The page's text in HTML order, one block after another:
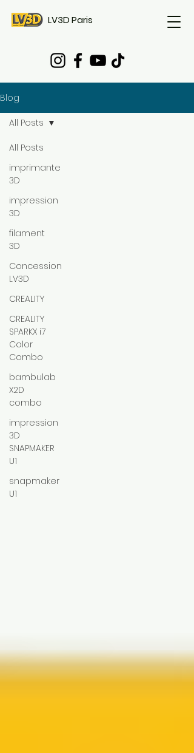
LV3D Paris
Blog
All Posts
imprimante
3D
impression
3D
filament
3D
Concession
LV3D
CREALITY
CREALITY
SPARKX i7
Color
Combo
bambulab
X2D
combo
impression
3D
SNAPMAKER
U1
snapmaker
U1
All Posts